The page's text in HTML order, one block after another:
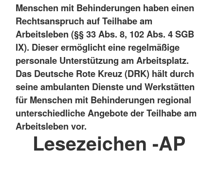
Menschen mit Behinderungen haben einen
Rechtsanspruch auf Teilhabe am
Arbeitsleben (§§ 33 Abs. 8, 102 Abs. 4 SGB
IX). Dieser ermöglicht eine regelmäßige
personale Unterstützung am Arbeitsplatz.
Das Deutsche Rote Kreuz (DRK) hält durch
seine ambulanten Dienste und Werkstätten
für Menschen mit Behinderungen regional
unterschiedliche Angebote der Teilhabe am
Arbeitsleben vor.
Lesezeichen -AP